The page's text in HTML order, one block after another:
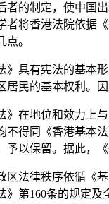
者的制定，使中国
者将香港法院依据
点。
有宪法的基本形
居民的基本权利。
地位和效力上与
不得同《香港基本
予以保留。据此，
律秩序依循《基
》第160条的规定